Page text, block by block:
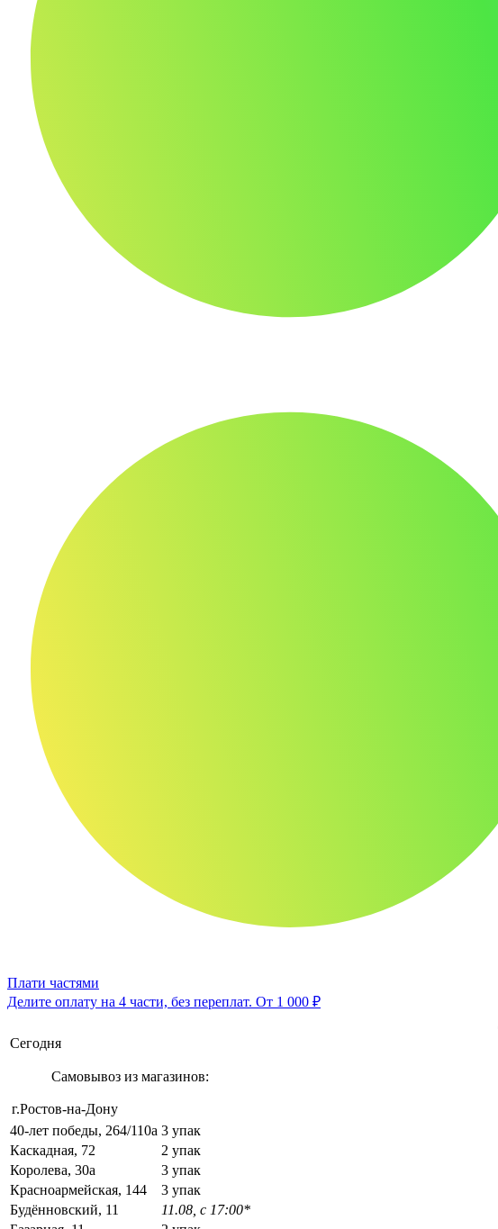
Плати частями
Делите оплату на 4 части, без переплат. От 1 000 ₽
Сегодня
Самовывоз из магазинов:
г.Ростов-на-Дону
40-лет победы, 264/110а 3 упак
Каскадная, 72
2 упак
Королева, 30а
3 упак
Красноармейская, 144
3 упак
Будённовский, 11
11.08, с 17:00*